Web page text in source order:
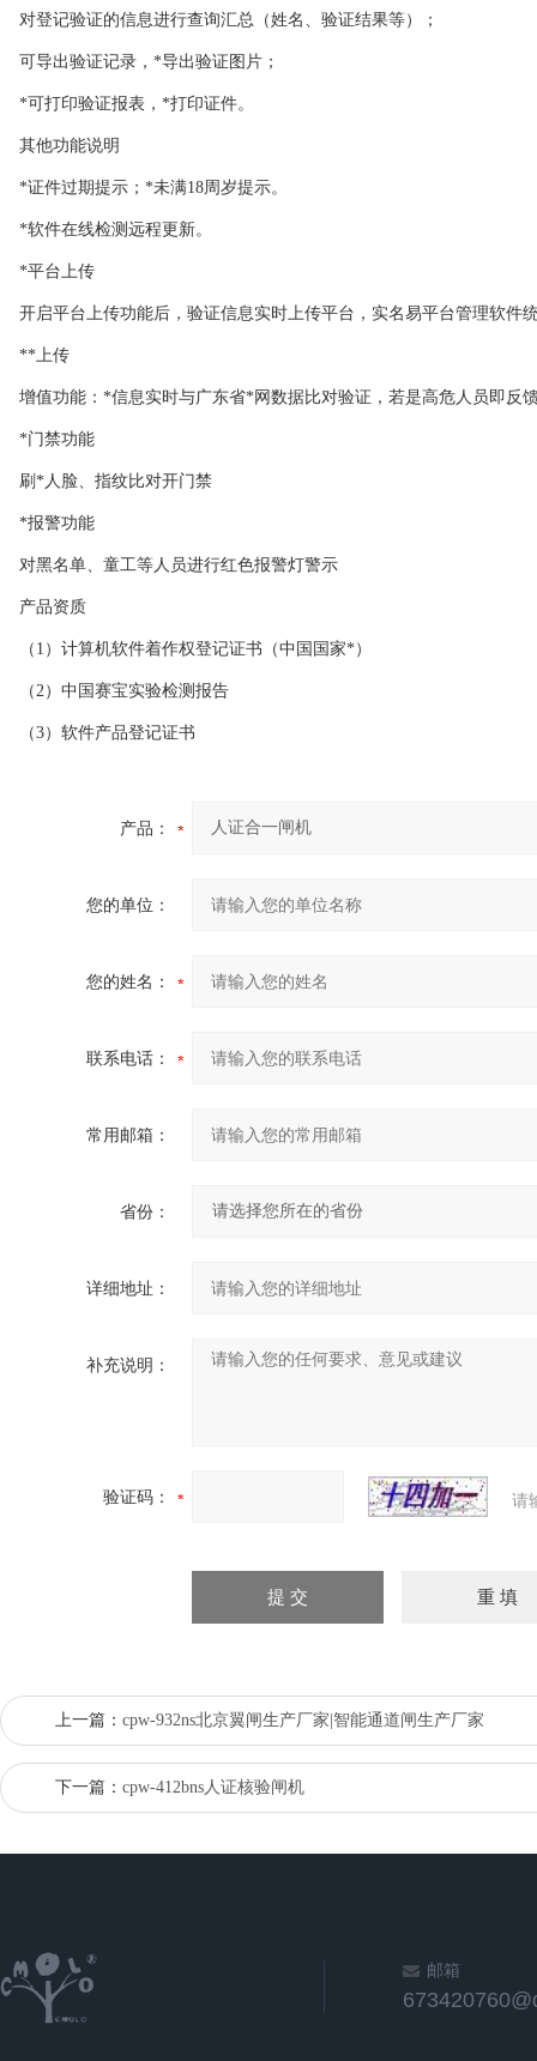
对登记验证的信息进行查询汇总（姓名、验证结果等）；
可导出验证记录，*导出验证图片；
*可打印验证报表，*打印证件。
其他功能说明
*证件过期提示；*未满18周岁提示。
*软件在线检测远程更新。
*平台上传
开启平台上传功能后，验证信息实时上传平台，实名易平台管理软件
**上传
增值功能：*信息实时与广东省*网数据比对验证，若是高危人员即反
*门禁功能
刷*人脸、指纹比对开门禁
*报警功能
对黑名单、童工等人员进行红色报警灯警示
产品资质
（1）计算机软件着作权登记证书（中国国家*）
（2）中国赛宝实验检测报告
（3）软件产品登记证书
产品：
您的单位：
您的姓名：
联系电话：
常用邮箱：
省份：
详细地址：
补充说明：
验证码： 请
上一篇： cpw-932ns北京翼闸生产厂家|智能通道闸生产厂家
下一篇： cpw-412bns人证核验闸机
邮箱